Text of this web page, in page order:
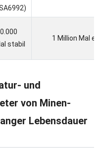
stabil
1 Million Mal
und
von Minen-
Lebensdauer